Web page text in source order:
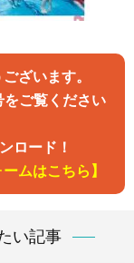
ざいます。
ご覧ください
ロード！
ムはこちら】
い記事